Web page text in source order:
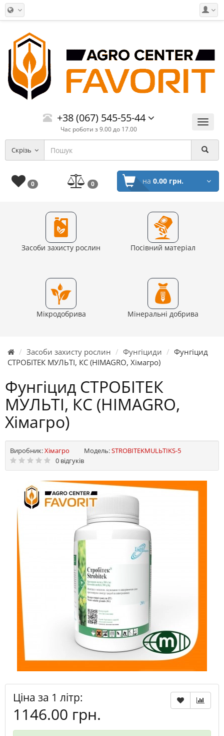
Меню
+38 (067) 545-55-44
Час роботи з 9.00 до 17.00
Скрізь
0 0 на 0.00 грн.
Засоби захисту рослин Посівний матеріал
Мікродобрива Мінеральні добрива
Засоби захисту рослин Фунгіциди
Фунгіцид
СТРОБІТЕК МУЛЬТІ, КС (HIMAGRO, Хімагро)
Фунгіцид СТРОБІТЕК
МУЛЬТІ, КС (HIMAGRO,
Хімагро)
Виробник:Хімагро Модель:STROBITEKMULЬTIKS-5
0 відгуків
Ціна за 1 літр:
1146.00 грн.